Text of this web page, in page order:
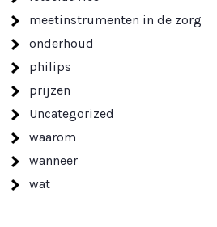
meetinstrumenten in de zorg
onderhoud
philips
prijzen
Uncategorized
waarom
wanneer
wat